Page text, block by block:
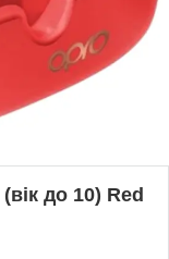
до 10) Red